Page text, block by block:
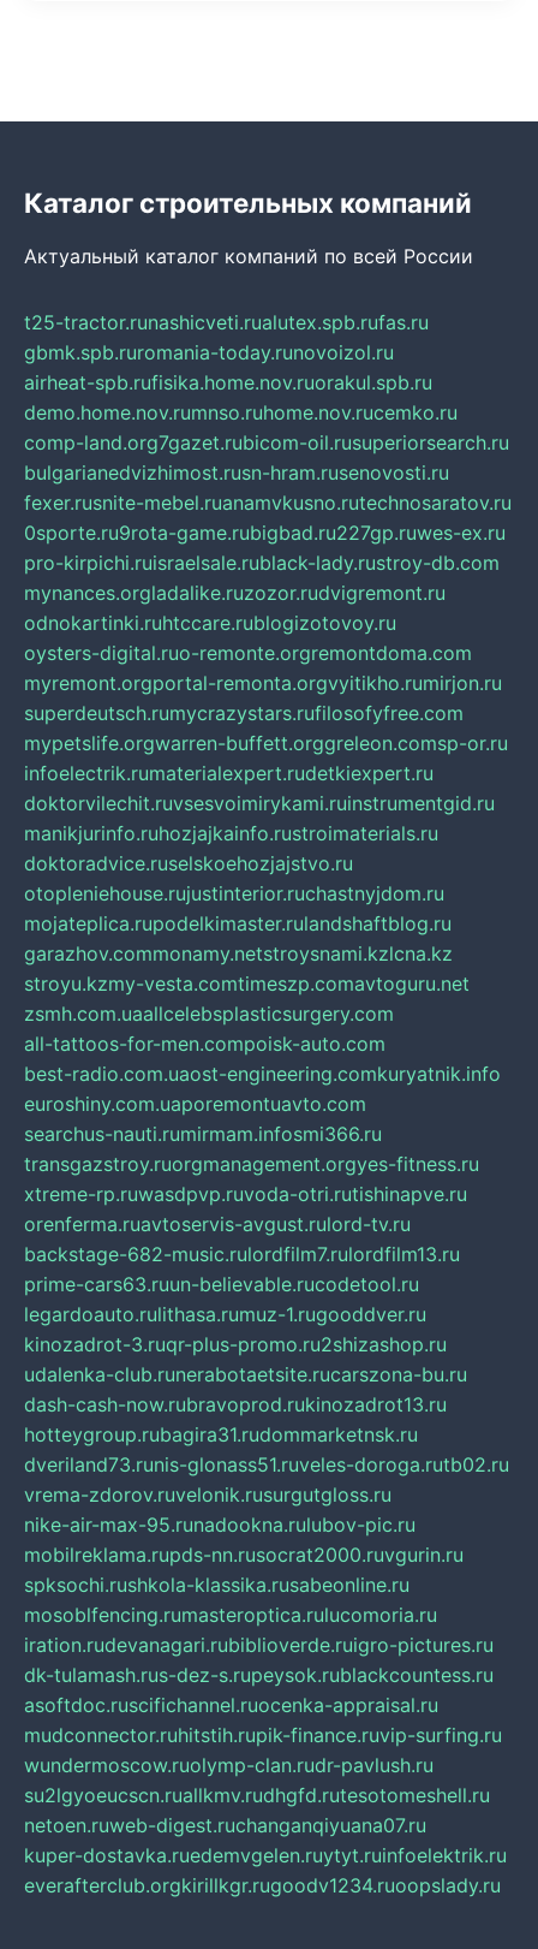
Каталог строительных компаний
Актуальный каталог компаний по всей России
t25-tractor.runashicveti.rualutex.spb.rufas.ru
gbmk.spb.ruromania-today.runovoizol.ru
airheat-spb.rufisika.home.nov.ruorakul.spb.ru
demo.home.nov.rumnso.ruhome.nov.rucemko.ru
comp-land.org7gazet.rubicom-oil.rusuperiorsearch.ru
bulgarianedvizhimost.rusn-hram.rusenovosti.ru
fexer.rusnite-mebel.ruanamvkusno.rutechnosaratov.ru
0sporte.ru9rota-game.rubigbad.ru227gp.ruwes-ex.ru
pro-kirpichi.ruisraelsale.rublack-lady.rustroy-db.com
mynances.orgladalike.ruzozor.rudvigremont.ru
odnokartinki.ruhtccare.rublogizotovoy.ru
oysters-digital.ruo-remonte.orgremontdoma.com
myremont.orgportal-remonta.orgvyitikho.rumirjon.ru
superdeutsch.rumycrazystars.rufilosofyfree.com
mypetslife.orgwarren-buffett.orggreleon.comsp-or.ru
infoelectrik.rumaterialexpert.rudetkiexpert.ru
doktorvilechit.ruvsesvoimirykami.ruinstrumentgid.ru
manikjurinfo.ruhozjajkainfo.rustroimaterials.ru
doktoradvice.ruselskoehozjajstvo.ru
otopleniehouse.rujustinterior.ruchastnyjdom.ru
mojateplica.rupodelkimaster.rulandshaftblog.ru
garazhov.commonamy.netstroysnami.kzlcna.kz
stroyu.kzmy-vesta.comtimeszp.comavtoguru.net
zsmh.com.uaallcelebsplasticsurgery.com
all-tattoos-for-men.compoisk-auto.com
best-radio.com.uaost-engineering.comkuryatnik.info
euroshiny.com.uaporemontuavto.com
searchus-nauti.rumirmam.infosmi366.ru
transgazstroy.ruorgmanagement.orgyes-fitness.ru
xtreme-rp.ruwasdpvp.ruvoda-otri.rutishinapve.ru
orenferma.ruavtoservis-avgust.rulord-tv.ru
backstage-682-music.rulordfilm7.rulordfilm13.ru
prime-cars63.ruun-believable.rucodetool.ru
legardoauto.rulithasa.rumuz-1.rugooddver.ru
kinozadrot-3.ruqr-plus-promo.ru2shizashop.ru
udalenka-club.runerabotaetsite.rucarszona-bu.ru
dash-cash-now.rubravoprod.rukinozadrot13.ru
hotteygroup.rubagira31.rudommarketnsk.ru
dveriland73.runis-glonass51.ruveles-doroga.rutb02.ru
vrema-zdorov.ruvelonik.rusurgutgloss.ru
nike-air-max-95.runadookna.rulubov-pic.ru
mobilreklama.rupds-nn.rusocrat2000.ruvgurin.ru
spksochi.rushkola-klassika.rusabeonline.ru
mosoblfencing.rumasteroptica.rulucomoria.ru
iration.rudevanagari.rubiblioverde.ruigro-pictures.ru
dk-tulamash.rus-dez-s.rupeysok.rublackcountess.ru
asoftdoc.ruscifichannel.ruocenka-appraisal.ru
mudconnector.ruhitstih.rupik-finance.ruvip-surfing.ru
wundermoscow.ruolymp-clan.rudr-pavlush.ru
su2lgyoeucscn.ruallkmv.rudhgfd.rutesotomeshell.ru
netoen.ruweb-digest.ruchanganqiyuana07.ru
kuper-dostavka.ruedemvgelen.ruytyt.ruinfoelektrik.ru
everafterclub.orgkirillkgr.rugoodv1234.ruoopslady.ru